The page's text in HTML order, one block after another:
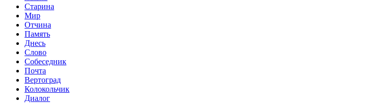
Старина
Мир
Отчина
Память
Днесь
Слово
Собеседник
Почта
Вертоград
Колокольчик
Диалог